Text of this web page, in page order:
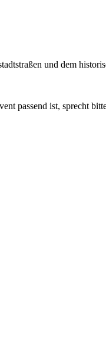
und dem
passend ist, sprecht